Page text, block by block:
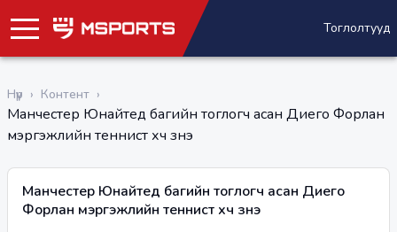
Тоглолтууд
Нүүр › Контент ›
Манчестер Юнайтед багийн тоглогч асан Диего Форлан
мэргэжлийн теннист хүч үзнэ
Манчестер Юнайтед багийн тоглогч асан Диего
Форлан мэргэжлийн теннист хүч үзнэ